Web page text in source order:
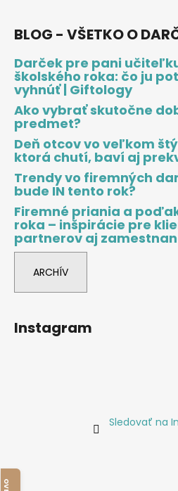
BLOG - VŠETKO O
Darček pre pani
školského roka: čo ju
vyhnúť | Giftology
Ako vybrať skutočne
predmet?
Deň otcov vo veľkom
ktorá chutí, baví aj
Trendy vo firemných
bude IN tento rok?
Firemné priania a
roka – inšpirácie pre
partnerov aj
ARCHÍV
Instagram
Sledovať na